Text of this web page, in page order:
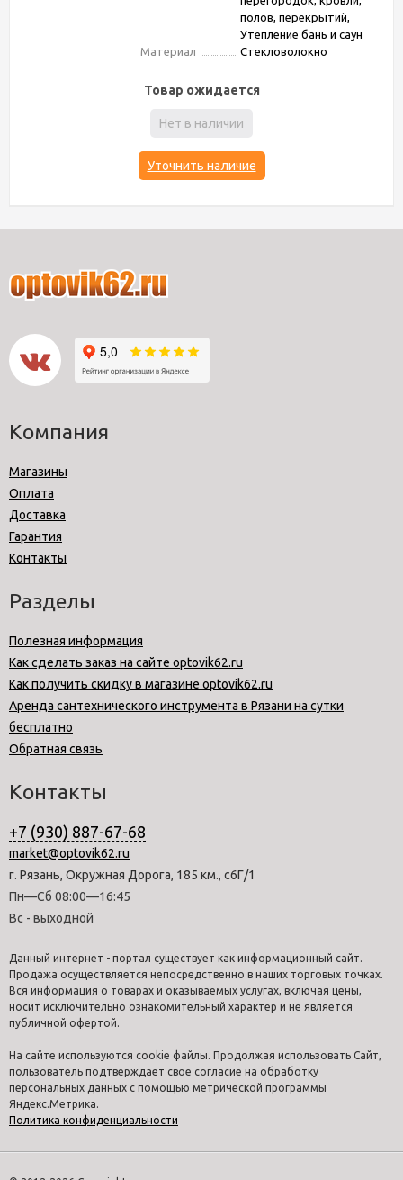
полов, перекрытий,
Утепление бань и саун
Материал
Стекловолокно
Товар ожидается
Нет в наличии
Уточнить наличие
Компания
Магазины
Оплата
Доставка
Гарантия
Контакты
Разделы
Полезная информация
Как сделать заказ на сайте optovik62.ru
Как получить скидку в магазине optovik62.ru
Аренда сантехнического инструмента в Рязани на сутки
бесплатно
Обратная связь
Контакты
+7 (930) 887-67-68
market@optovik62.ru
г. Рязань, Окружная Дорога, 185 км., с6Г/1
Пн—Сб 08:00—16:45
Вс - выходной
Данный интернет - портал существует как информационный сайт.
Продажа осуществляется непосредственно в наших торговых точках.
Вся информация о товарах и оказываемых услугах, включая цены,
носит исключительно ознакомительный характер и не является
публичной офертой.
На сайте используются cookie файлы. Продолжая использовать Сайт,
пользователь подтверждает свое согласие на обработку
персональных данных с помощью метрической программы
Яндекс.Метрика.
Политика конфиденциальности